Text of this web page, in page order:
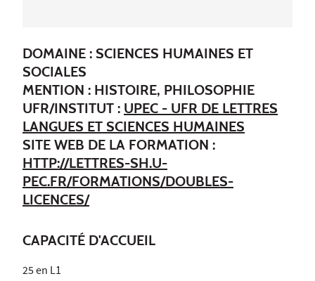
DOMAINE : SCIENCES HUMAINES ET
SOCIALES
MENTION : HISTOIRE, PHILOSOPHIE
UFR/INSTITUT : UPEC - UFR DE LETTRES
LANGUES ET SCIENCES HUMAINES
SITE WEB DE LA FORMATION :
HTTP://LETTRES-SH.U-
PEC.FR/FORMATIONS/DOUBLES-
LICENCES/
CAPACITÉ D'ACCUEIL
25 en L1